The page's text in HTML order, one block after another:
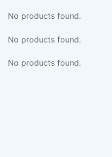
No products found.
No products found.
No products found.